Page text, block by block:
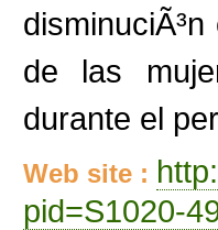
de las
durante el
Web site :
pid=S1020-